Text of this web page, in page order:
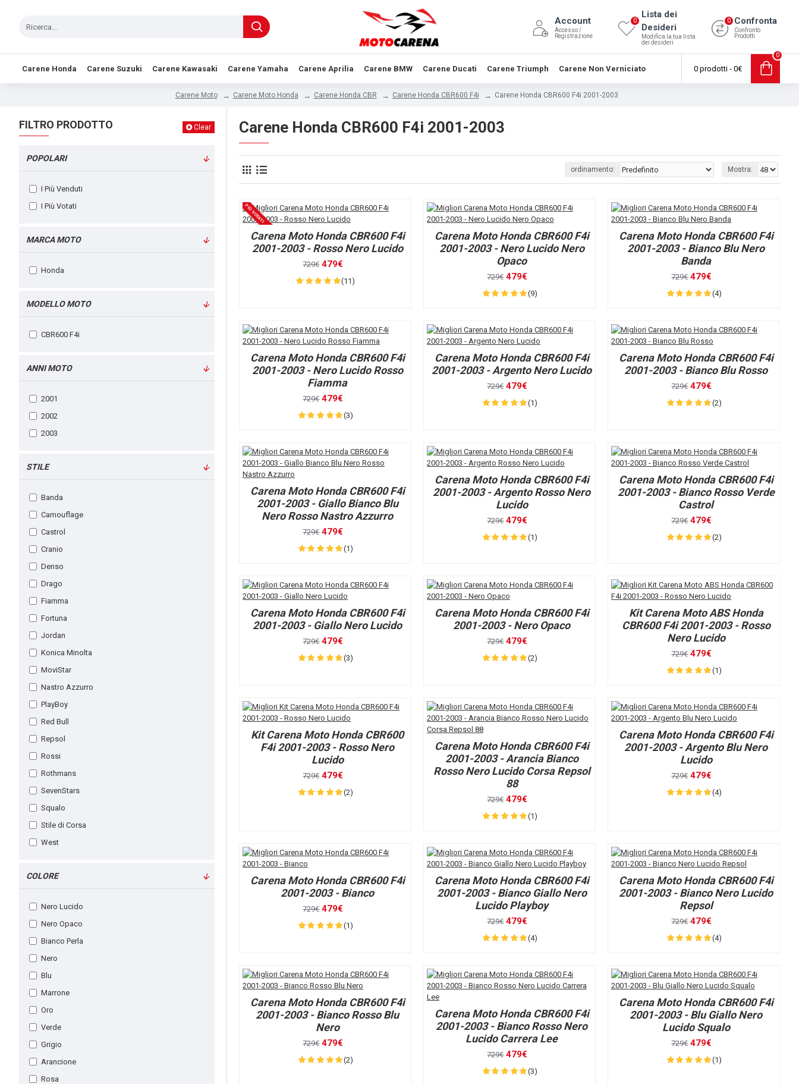
Account
Accesso /
Registrazione
Lista dei
Desideri
Modifica la tua lista
dei desideri
0 Confronta
Confronto
Prodotti
0
Carene Honda Carene Suzuki Carene Kawasaki Carene Yamaha Carene Aprilia Carene BMW Carene Ducati Carene Triumph Carene Non Verniciato 0 prodotti - 0€
0
Carene Moto Carene Moto Honda Carene Honda CBR Carene Honda CBR600 F4i Carene Honda CBR600 F4i 2001-2003
FILTRO PRODOTTO Clear
STILE
Banda
Camouflage
Castrol
Cranio
Denso
Drago
Fiamma
Fortuna
Jordan
Konica Minolta
MoviStar
Nastro Azzurro
PlayBoy
Red Bull
Repsol
Rossi
Rothmans
SevenStars
Squalo
Stile di Corsa
West
MODELLO MOTO
CBR600 F4i
MARCA MOTO
Honda
POPOLARI
I Più Venduti
I Più Votati
COLORE
Nero Lucido
Nero Opaco
Bianco Perla
Nero
Blu
Marrone
Oro
Verde
Grigio
Arancione
Rosa
ANNI MOTO
2001
2002
2003
Carene Honda CBR600 F4i 2001-2003
ordinamento: Mostra:
PIÙ VOTATI
Carena Moto Honda CBR600 F4i
2001-2003 - Rosso Nero Lucido
729€ 479€
(11)
Carena Moto Honda CBR600 F4i
2001-2003 - Nero Lucido Nero
Opaco
729€ 479€
(9)
Carena Moto Honda CBR600 F4i
2001-2003 - Bianco Blu Nero
Banda
729€ 479€
(4)
Carena Moto Honda CBR600 F4i
2001-2003 - Nero Lucido Rosso
Fiamma
729€ 479€
(3)
Carena Moto Honda CBR600 F4i
2001-2003 - Argento Nero Lucido
729€ 479€
(1)
Carena Moto Honda CBR600 F4i
2001-2003 - Bianco Blu Rosso
729€ 479€
(2)
Carena Moto Honda CBR600 F4i
2001-2003 - Giallo Bianco Blu
Nero Rosso Nastro Azzurro
729€ 479€
(1)
Carena Moto Honda CBR600 F4i
2001-2003 - Argento Rosso Nero
Lucido
729€ 479€
(1)
Carena Moto Honda CBR600 F4i
2001-2003 - Bianco Rosso Verde
Castrol
729€ 479€
(2)
Carena Moto Honda CBR600 F4i
2001-2003 - Giallo Nero Lucido
729€ 479€
(3)
Carena Moto Honda CBR600 F4i
2001-2003 - Nero Opaco
729€ 479€
(2)
Kit Carena Moto ABS Honda
CBR600 F4i 2001-2003 - Rosso
Nero Lucido
729€ 479€
(1)
Kit Carena Moto Honda CBR600
F4i 2001-2003 - Rosso Nero
Lucido
729€ 479€
(2)
Carena Moto Honda CBR600 F4i
2001-2003 - Arancia Bianco
Rosso Nero Lucido Corsa Repsol
88
729€ 479€
(1)
Carena Moto Honda CBR600 F4i
2001-2003 - Argento Blu Nero
Lucido
729€ 479€
(4)
Carena Moto Honda CBR600 F4i
2001-2003 - Bianco
729€ 479€
(1)
Carena Moto Honda CBR600 F4i
2001-2003 - Bianco Giallo Nero
Lucido Playboy
729€ 479€
(4)
Carena Moto Honda CBR600 F4i
2001-2003 - Bianco Nero Lucido
Repsol
729€ 479€
(4)
Carena Moto Honda CBR600 F4i
2001-2003 - Bianco Rosso Blu
Nero
729€ 479€
(2)
Carena Moto Honda CBR600 F4i
2001-2003 - Bianco Rosso Nero
Lucido Carrera Lee
729€ 479€
(3)
Carena Moto Honda CBR600 F4i
2001-2003 - Blu Giallo Nero
Lucido Squalo
729€ 479€
(1)